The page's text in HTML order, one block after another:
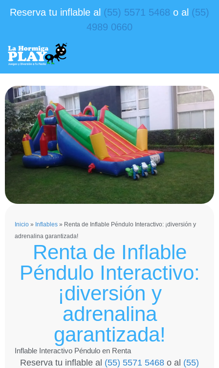
Reserva tu inflable al (55) 5571 5468 o al (55)
4989 0660
Inicio » Inflables » Renta de Inflable Péndulo Interactivo: ¡diversión y
adrenalina garantizada!
Renta de Inflable
Péndulo Interactivo:
¡diversión y
adrenalina
garantizada!
Inflable Interactivo Péndulo en Renta
Reserva tu inflable al (55) 5571 5468 o al (55)